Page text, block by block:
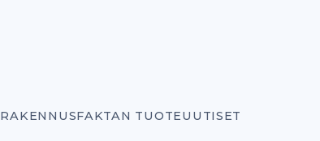
RAKENNUSFAKTAN TUOTEUUTISET